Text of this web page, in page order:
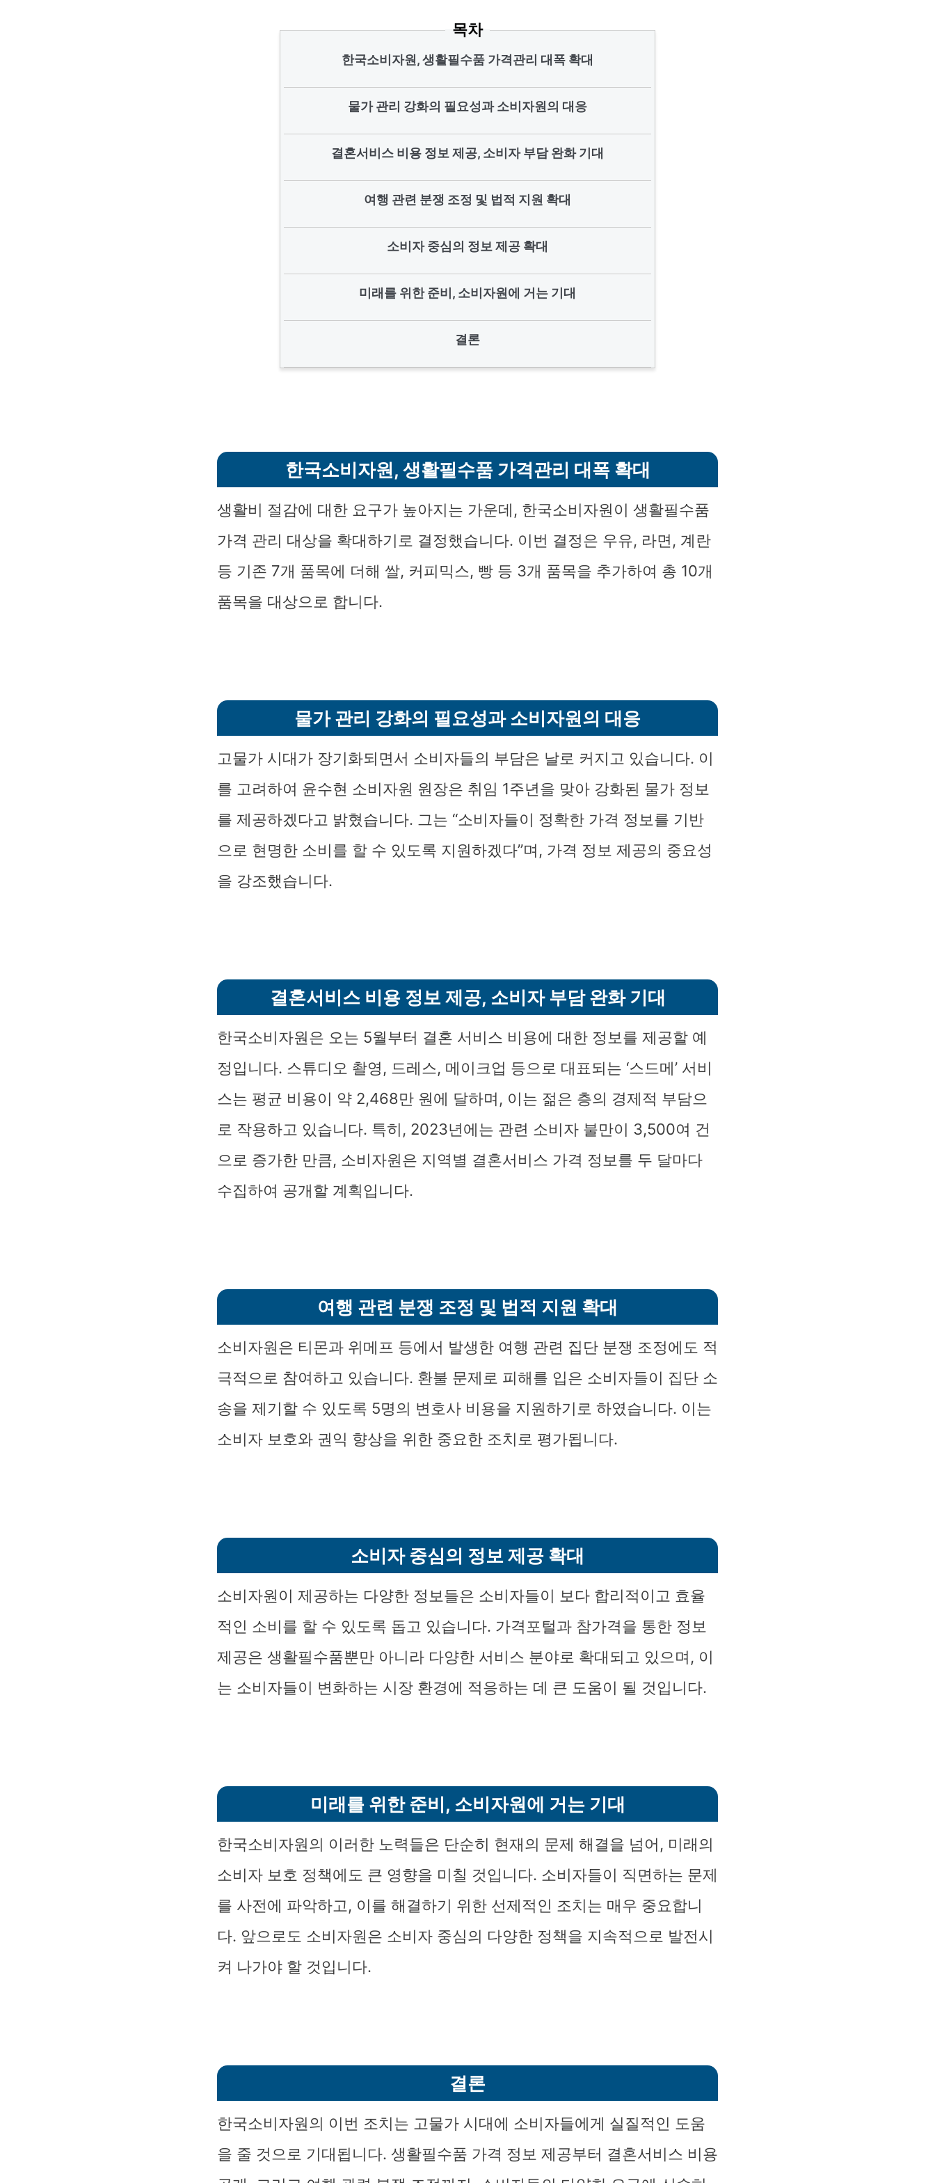
목차
한국소비자원, 생활필수품 가격관리 대폭 확대
물가 관리 강화의 필요성과 소비자원의 대응
결혼서비스 비용 정보 제공, 소비자 부담 완화 기대
여행 관련 분쟁 조정 및 법적 지원 확대
소비자 중심의 정보 제공 확대
미래를 위한 준비, 소비자원에 거는 기대
결론
한국소비자원, 생활필수품 가격관리 대폭 확대
생활비 절감에 대한 요구가 높아지는 가운데, 한국소비자원이 생활필수품
가격 관리 대상을 확대하기로 결정했습니다. 이번 결정은 우유, 라면, 계란
등 기존 7개 품목에 더해 쌀, 커피믹스, 빵 등 3개 품목을 추가하여 총 10개
품목을 대상으로 합니다.
물가 관리 강화의 필요성과 소비자원의 대응
고물가 시대가 장기화되면서 소비자들의 부담은 날로 커지고 있습니다. 이
를 고려하여 윤수현 소비자원 원장은 취임 1주년을 맞아 강화된 물가 정보
를 제공하겠다고 밝혔습니다. 그는 “소비자들이 정확한 가격 정보를 기반
으로 현명한 소비를 할 수 있도록 지원하겠다”며, 가격 정보 제공의 중요성
을 강조했습니다.
결혼서비스 비용 정보 제공, 소비자 부담 완화 기대
한국소비자원은 오는 5월부터 결혼 서비스 비용에 대한 정보를 제공할 예
정입니다. 스튜디오 촬영, 드레스, 메이크업 등으로 대표되는 ‘스드메’ 서비
스는 평균 비용이 약 2,468만 원에 달하며, 이는 젊은 층의 경제적 부담으
로 작용하고 있습니다. 특히, 2023년에는 관련 소비자 불만이 3,500여 건
으로 증가한 만큼, 소비자원은 지역별 결혼서비스 가격 정보를 두 달마다
수집하여 공개할 계획입니다.
여행 관련 분쟁 조정 및 법적 지원 확대
소비자원은 티몬과 위메프 등에서 발생한 여행 관련 집단 분쟁 조정에도 적
극적으로 참여하고 있습니다. 환불 문제로 피해를 입은 소비자들이 집단 소
송을 제기할 수 있도록 5명의 변호사 비용을 지원하기로 하였습니다. 이는
소비자 보호와 권익 향상을 위한 중요한 조치로 평가됩니다.
소비자 중심의 정보 제공 확대
소비자원이 제공하는 다양한 정보들은 소비자들이 보다 합리적이고 효율
적인 소비를 할 수 있도록 돕고 있습니다. 가격포털과 참가격을 통한 정보
제공은 생활필수품뿐만 아니라 다양한 서비스 분야로 확대되고 있으며, 이
는 소비자들이 변화하는 시장 환경에 적응하는 데 큰 도움이 될 것입니다.
미래를 위한 준비, 소비자원에 거는 기대
한국소비자원의 이러한 노력들은 단순히 현재의 문제 해결을 넘어, 미래의
소비자 보호 정책에도 큰 영향을 미칠 것입니다. 소비자들이 직면하는 문제
를 사전에 파악하고, 이를 해결하기 위한 선제적인 조치는 매우 중요합니
다. 앞으로도 소비자원은 소비자 중심의 다양한 정책을 지속적으로 발전시
켜 나가야 할 것입니다.
결론
한국소비자원의 이번 조치는 고물가 시대에 소비자들에게 실질적인 도움
을 줄 것으로 기대됩니다. 생활필수품 가격 정보 제공부터 결혼서비스 비용